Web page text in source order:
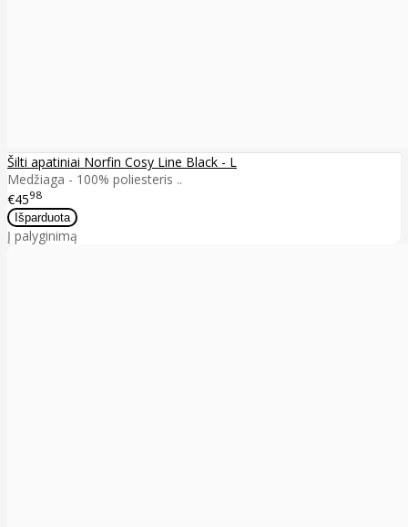
Šilti apatiniai Norfin Cosy Line Black - L
Medžiaga - 100% poliesteris ..
€4598
Į palyginimą